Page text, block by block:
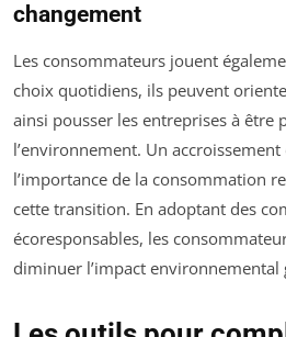
changement
Les consommateurs jouent
choix quotidiens, ils peuvent
ainsi pousser les entreprises à être
l’environnement. Un accroissement
l’importance de la consommation
cette transition. En adoptant des
écoresponsables, les
diminuer l’impact environnemental